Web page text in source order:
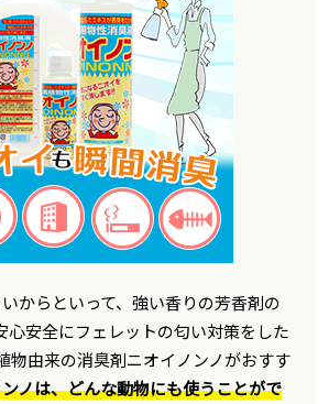
からといって、強い香りの芳香剤の
心安全にフェレットの匂い対策をした
物由来の消臭剤ニオイノンノがおすす
ノは、どんな動物にも使うことがで